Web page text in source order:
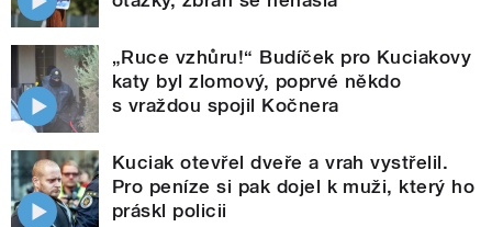
„Ruce vzhůru!“ Budíček pro Kuciakovy
katy byl zlomový, poprvé někdo
s vraždou spojil Kočnera
Kuciak otevřel dveře a vrah vystřelil.
Pro peníze si pak dojel k muži, který ho
práskl policii